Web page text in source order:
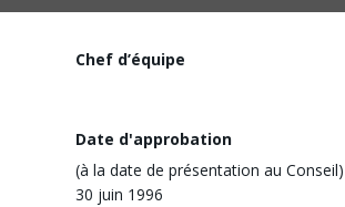
Chef d’équipe
Date d'approbation
(à la date de présentation au Conseil)
30 juin 1996